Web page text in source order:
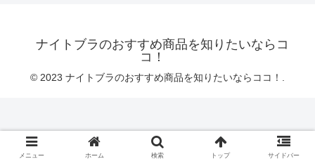
ナイトブラのおすすめ商品を知りたいならコ
コ！
© 2023 ナイトブラのおすすめ商品を知りたいならココ！.
メニュー ホーム 検索 トップ サイドバー